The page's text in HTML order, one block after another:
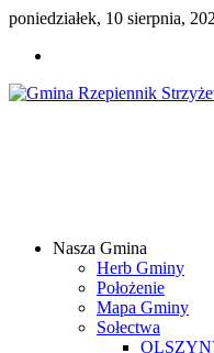
poniedziałek, 10 sierpnia,
Samorządowy
Internetowy
Nasza Gmina
Herb Gminy
Położenie
Mapa Gminy
Sołectwa